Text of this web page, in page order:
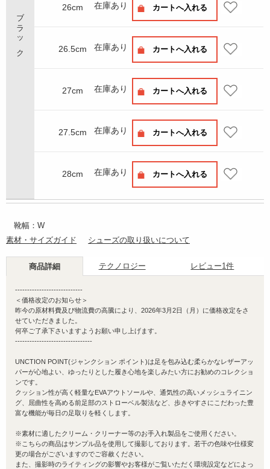
ブラック 26cm 在庫あり カートへ入れる
26.5cm 在庫あり カートへ入れる
27cm 在庫あり カートへ入れる
27.5cm 在庫あり カートへ入れる
28cm 在庫あり カートへ入れる
靴幅：W
素材・サイズガイド
シューズの取り扱いについて
商品詳細 テクノロジー レビュー1件
----------------------------
＜価格改定のお知らせ＞
昨今の原材料費及び物流費の高騰により、2026年3月2日（月）に価格改定をさ
せていただきました。
何卒ご了承下さいますようお願い申し上げます。
--------------------------------
UNCTION POINT(ジャンクション ポイント)は足を包み込む柔らかなレザーアッ
パーが心地よい、ゆったりとした履き心地を楽しみたい方にお勧めのコレクショ
ンです。
クッション性が高く軽量なEVAアウトソールや、通気性の高いメッシュライニン
グ、屈曲性を高める前足部のストローベル製法など、歩きやすさにこだわった豊
富な機能が毎日の足取りを軽くします。
※素材に適したクリーム・クリーナー等のお手入れ製品をご使用ください。
※こちらの商品はサンプル品を使用して撮影しております。若干の色味や仕様変
更の場合がございますのでご容赦ください。
また、撮影時のライティングの影響やお客様がご覧いただく環境設定などによっ